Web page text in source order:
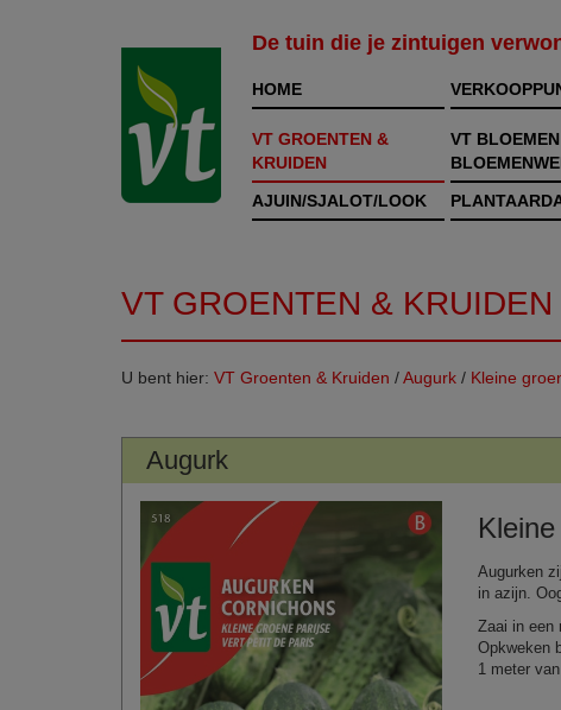
De tuin die je zintuigen
HOME
VT GROENTEN &
KRUIDEN
VT
AJUIN/SJALOT/LOOK
VT GROENTEN & KRUIDEN
U bent hier: VT Groenten & Kruiden /Augurk / Kleine
Augurk
Augurken
in azijn.
Zaai in een
Opkweken
1 meter